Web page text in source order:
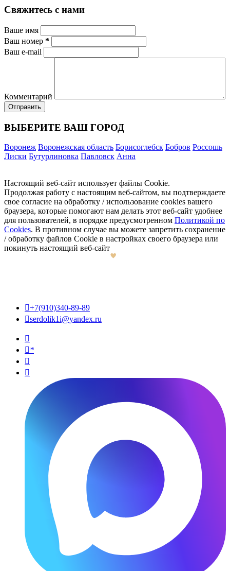
Свяжитесь с нами
Ваше имя
Ваш номер *
Ваш e-mail
Комментарий
ВЫБЕРИТЕ ВАШ ГОРОД
Воронеж Воронежская область Борисоглебск Бобров Россошь
Лиски Бутурлиновка Павловск Анна
Настоящий веб-сайт использует файлы Cookie.
Продолжая работу с настоящим веб-сайтом, вы подтверждаете
свое согласие на обработку / использование cookies вашего
браузера, которые помогают нам делать этот веб-сайт удобнее
для пользователей, в порядке предусмотренном Политикой по
Cookies. В противном случае вы можете запретить сохранение
/ обработку файлов Cookie в настройках своего браузера или
покинуть настоящий веб-сайт
+7(910)340-89-89
serdolik1i@yandex.ru

*

